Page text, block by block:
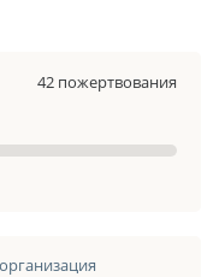
42 пожертвования